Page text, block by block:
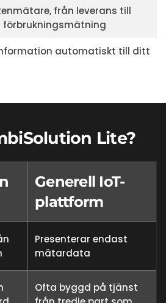
från leverans till
förbrukningsmätning
automatiskt till ditt
Lite?
Generell IoT-
plattform
Presenterar endast
mätardata
Ofta byggd på tjänst